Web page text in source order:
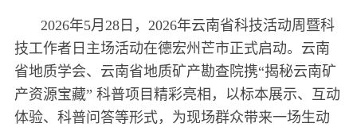
2026年5月28日，2026年云南省科技活动周暨科
技工作者日主场活动在德宏州芒市正式启动。云南
省地质学会、云南省地质矿产勘查院携“揭秘云南矿
产资源宝藏” 科普项目精彩亮相，以标本展示、互动
体验、科普问答等形式，为现场群众带来一场生动